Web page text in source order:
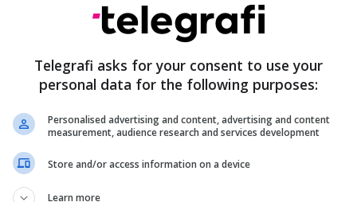
të madhe nga familja dhe një tentim rrënimi së
ndërhyrjet për shpëtimin e shtëpisë së
Telegrafi asks for your consent to use your
personal data for the following purposes:
Personalised advertising and content, advertising and content
measurement, audience research and services development
Store and/or access information on a device
Learn more